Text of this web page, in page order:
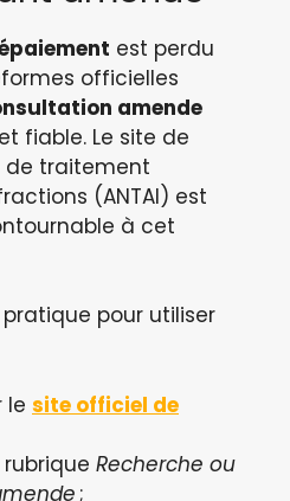
est perdu
officielles
amende
fiable. Le site de
de traitement
(ANTAI) est
à cet
pour utiliser
le site officiel de
Recherche ou
;